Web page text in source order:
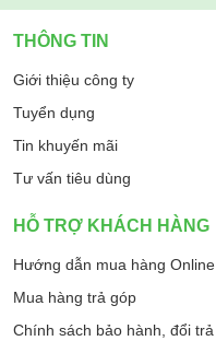
THÔNG TIN
Giới thiệu công ty
Tuyển dụng
Tin khuyến mãi
Tư vấn tiêu dùng
HỖ TRỢ KHÁCH HÀNG
Hướng dẫn mua hàng Online
Mua hàng trả góp
Chính sách bảo hành, đổi trả